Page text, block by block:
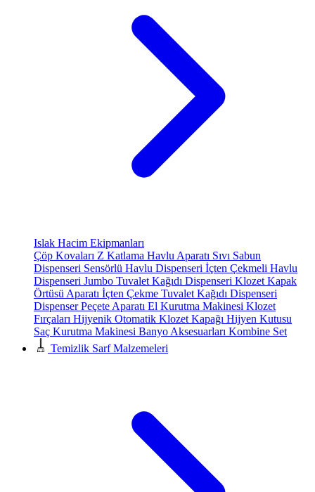
Islak Hacim Ekipmanları
Çöp Kovaları Z Katlama Havlu Aparatı Sıvı Sabun
Dispenseri Sensörlü Havlu Dispenseri İçten Çekmeli Havlu
Dispenseri Jumbo Tuvalet Kağıdı Dispenseri Klozet Kapak
Örtüsü Aparatı İçten Çekme Tuvalet Kağıdı Dispenseri
Dispenser Peçete Aparatı El Kurutma Makinesi Klozet
Fırçaları Hijyenik Otomatik Klozet Kapağı Hijyen Kutusu
Saç Kurutma Makinesi Banyo Aksesuarları Kombine Set
Temizlik Sarf Malzemeleri